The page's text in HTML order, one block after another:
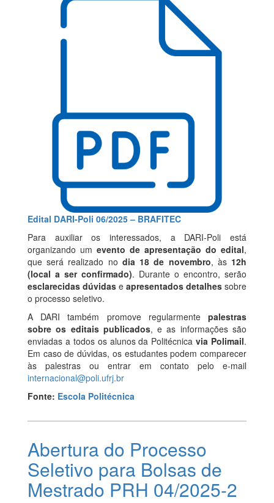
Edital DARI-Poli 06/2025 – BRAFITEC
Para auxiliar os interessados, a DARI-Poli está
organizando um evento de apresentação do edital,
que será realizado no dia 18 de novembro, às 12h
(local a ser confirmado). Durante o encontro, serão
esclarecidas dúvidas e apresentados detalhes sobre
o processo seletivo.
A DARI também promove regularmente palestras
sobre os editais publicados, e as informações são
enviadas a todos os alunos da Politécnicavia Polimail.
Em caso de dúvidas, os estudantes podem comparecer
às palestras ou entrar em contato pelo e-mail
internacional@poli.ufrj.br
Fonte: Escola Politécnica
Abertura do Processo
Seletivo para Bolsas de
Mestrado PRH 04/2025-2